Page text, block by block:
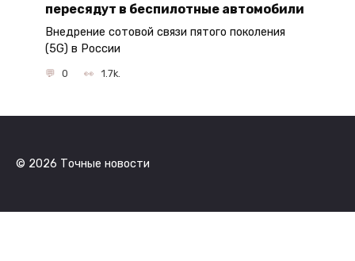
пересядут в беспилотные автомобили
Внедрение сотовой связи пятого поколения
(5G) в России
0 1.7k.
© 2026 Точные новости